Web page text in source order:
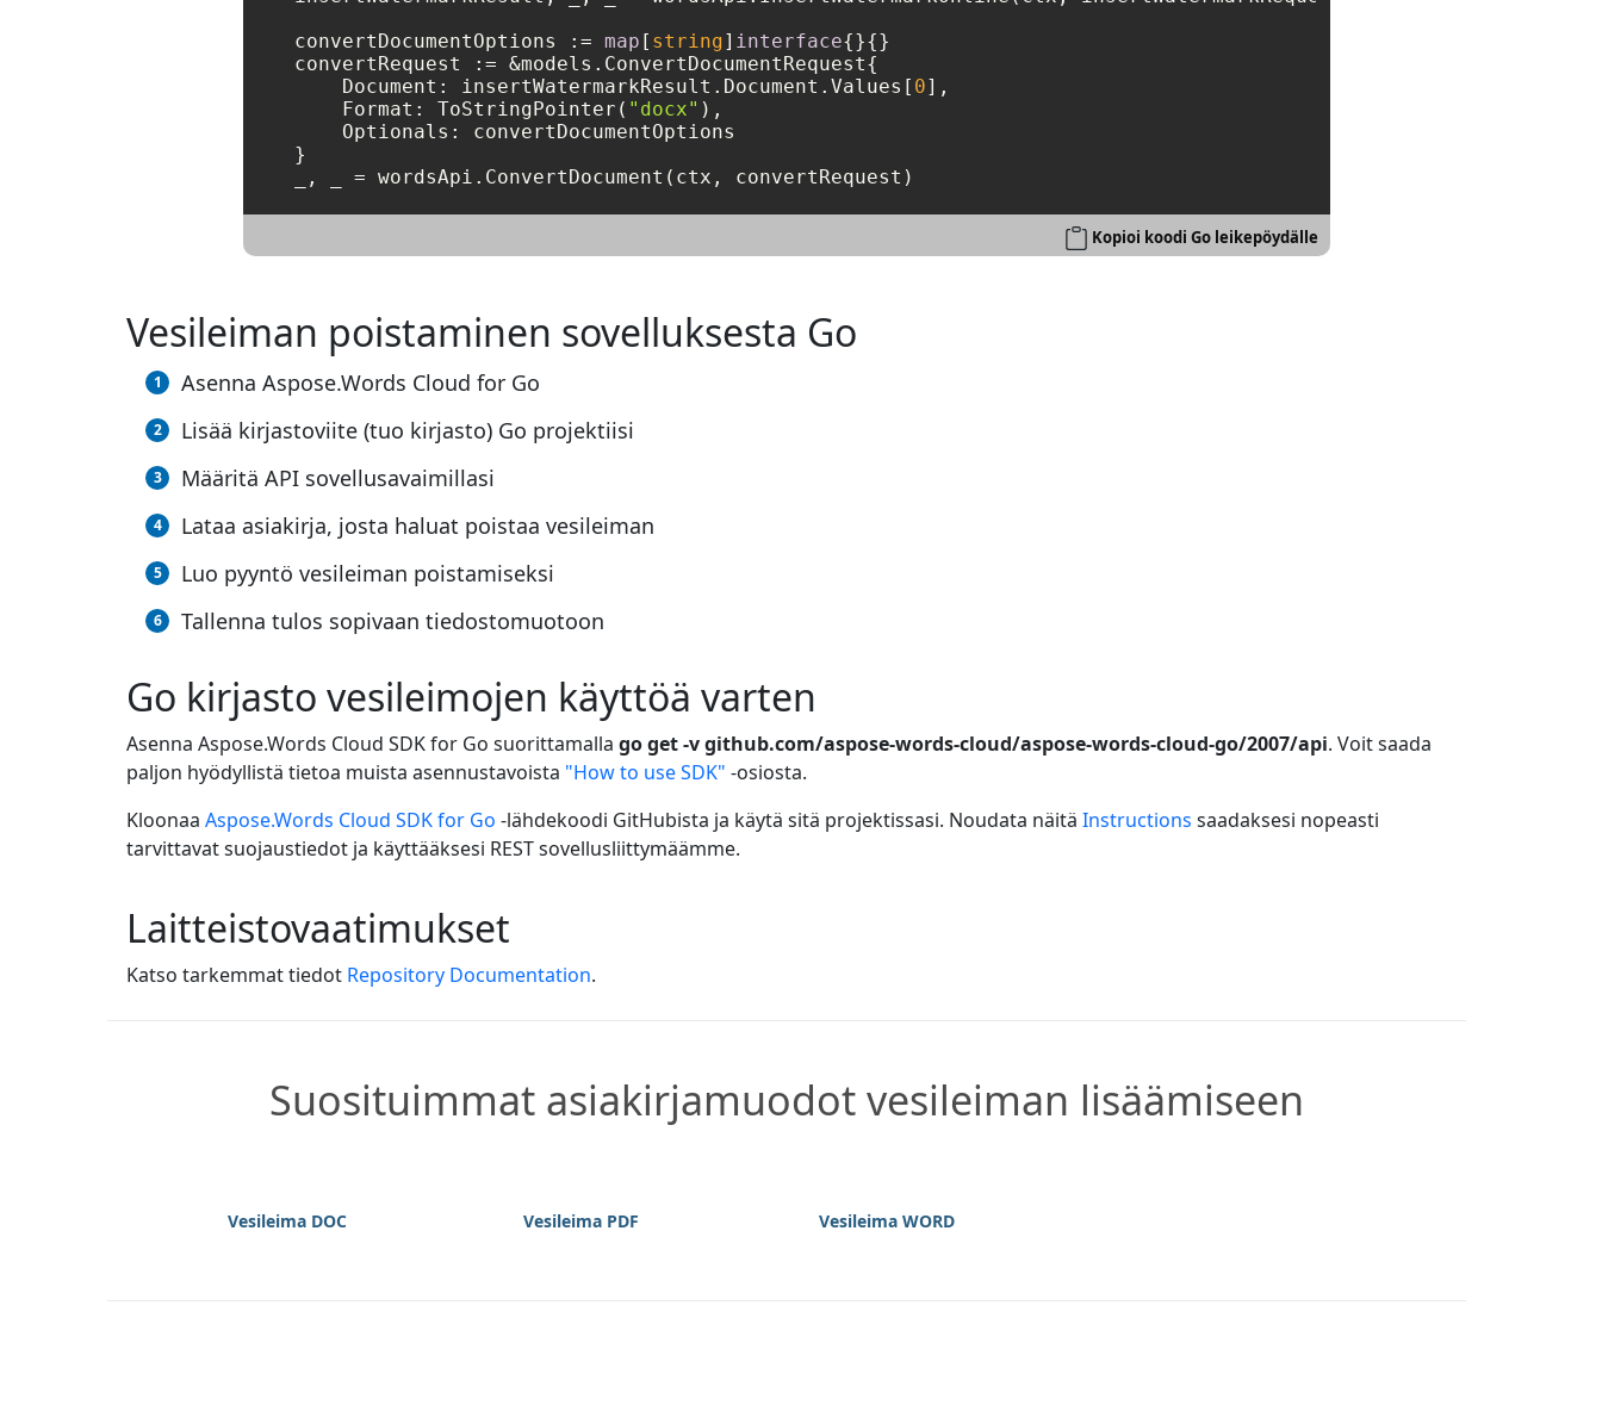
convertDocumentOptions := map [ string] interface{}{}
convertRequest := &models.ConvertDocumentRequest{
    Document: insertWatermarkResult.Document.Values[
0],
    Format: ToStringPointer(
"docx" ),
    Optionals: convertDocumentOptions
}
_, _ = wordsApi.ConvertDocument(ctx, convertRequest)
Kopioi koodi Go leikepöydälle
Vesileiman poistaminen sovelluksesta Go
Asenna Aspose.Words Cloud for Go
Lisää kirjastoviite (tuo kirjasto) Go projektiisi
Määritä API sovellusavaimillasi
Lataa asiakirja, josta haluat poistaa vesileiman
Luo pyyntö vesileiman poistamiseksi
Tallenna tulos sopivaan tiedostomuotoon
Go kirjasto vesileimojen käyttöä varten
Asenna Aspose.Words Cloud SDK for Go suorittamalla go get -v github.com/aspose-words-cloud/aspose-words-cloud-go/2007/api. Voit saada
paljon hyödyllistä tietoa muista asennustavoista "How to use SDK" -osiosta.
Kloonaa Aspose.Words Cloud SDK for Go -lähdekoodi GitHubista ja käytä sitä projektissasi. Noudata näitä Instructions saadaksesi nopeasti
tarvittavat suojaustiedot ja käyttääksesi REST sovellusliittymäämme.
Laitteistovaatimukset
Katso tarkemmat tiedot Repository Documentation.
Suosituimmat asiakirjamuodot vesileiman lisäämiseen
Vesileima DOC Vesileima PDF Vesileima WORD